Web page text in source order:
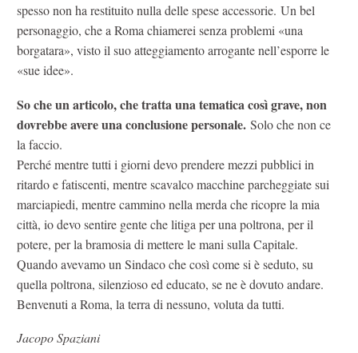
spesso non ha restituito nulla delle spese accessorie. Un bel
personaggio, che a Roma chiamerei senza problemi «una
borgatara», visto il suo atteggiamento arrogante nell’esporre le
«sue idee».
So che un articolo, che tratta una tematica così grave, non
dovrebbe avere una conclusione personale. Solo che non ce
la faccio.
Perché mentre tutti i giorni devo prendere mezzi pubblici in
ritardo e fatiscenti, mentre scavalco macchine parcheggiate sui
marciapiedi, mentre cammino nella merda che ricopre la mia
città, io devo sentire gente che litiga per una poltrona, per il
potere, per la bramosia di mettere le mani sulla Capitale.
Quando avevamo un Sindaco che così come si è seduto, su
quella poltrona, silenzioso ed educato, se ne è dovuto andare.
Benvenuti a Roma, la terra di nessuno, voluta da tutti.
Jacopo Spaziani